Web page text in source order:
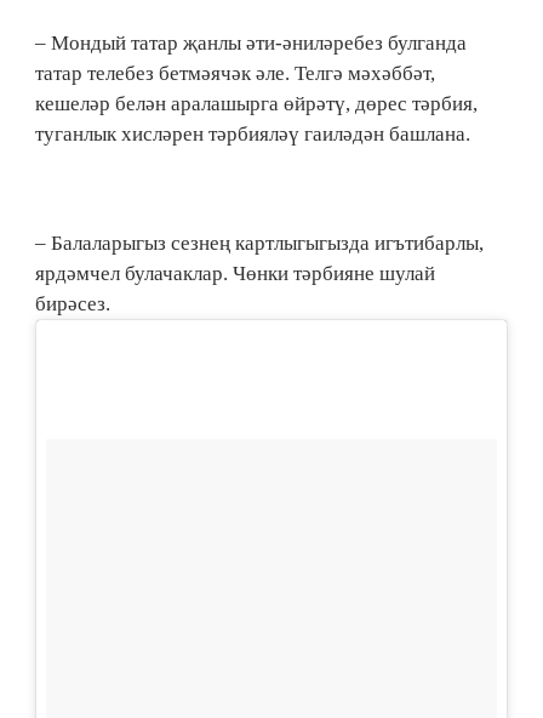
– Мондый татар җанлы әти-әниләребез булганда
татар телебез бетмәячәк әле. Телгә мәхәббәт,
кешеләр белән аралашырга өйрәтү, дөрес тәрбия,
туганлык хисләрен тәрбияләү гаиләдән башлана.
– Балаларыгыз сезнең картлыгыгызда игътибарлы,
ярдәмчел булачаклар. Чөнки тәрбияне шулай
бирәсез.